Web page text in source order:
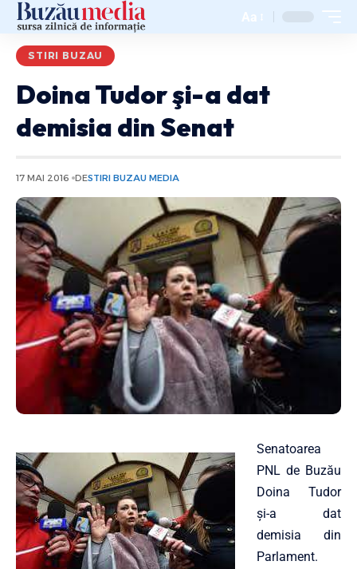
Aa
STIRI BUZAU
Doina Tudor şi-a dat
demisia din Senat
17 MAI 2016 DESTIRI BUZAU MEDIA
Senatoarea
PNL de Buzău
Doina Tudor
şi-a dat
demisia din
Parlament.